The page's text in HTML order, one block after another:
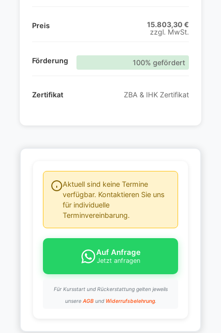
Preis
15.803,30 €
zzgl. MwSt.
Förderung 100% gefördert
Zertifikat ZBA & IHK Zertifikat
Aktuell sind keine Termine
verfügbar. Kontaktieren Sie uns
für individuelle
Terminvereinbarung.
Auf Anfrage
Jetzt anfragen
Für Kursstart und Rückerstattung gelten jeweils
unsere AGBund Widerrufsbelehrung.